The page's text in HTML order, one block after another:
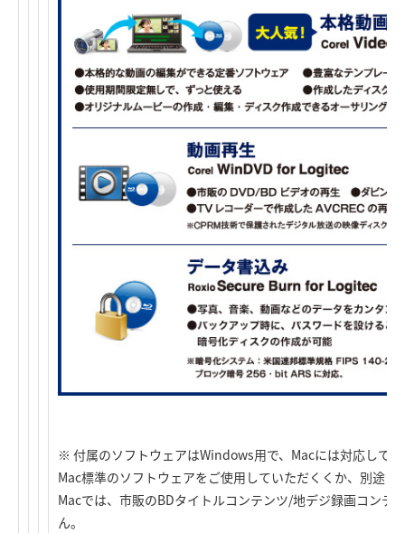
※ 付属のソフトウェアはWindows用で、Macには対応して
Mac標準のソフトウェアをご使用していただくくか、別途ご
Macでは、市販のBDタイトルコンテンツ/地デジ録画コンテ
ん。